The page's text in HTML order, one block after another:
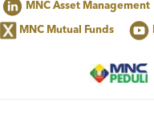
MNC Asset Management
MNC Mutual Funds